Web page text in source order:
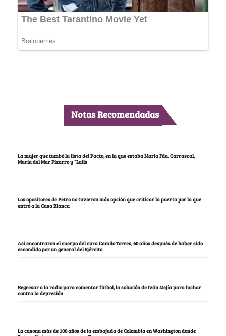
Notas Recomendadas
La mujer que tumbó la lista del Pacto, en la que estaba María Fda. Carrascal,
María del Mar Pizarro y “Lalis
Los opositores de Petro no tuvieron más opción que criticar la puerta por la que
entró a la Casa Blanca
Así encontraron el cuerpo del cura Camilo Torres, 60 años después de haber sido
escondido por un general del Ejército
Regresar a la radio para comentar fútbol, la solución de Iván Mejía para luchar
contra la depresión
La casona más de 100 años de la embajada de Colombia en Washington donde